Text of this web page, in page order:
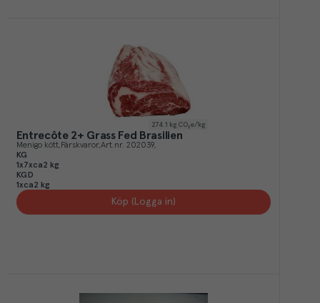
274.1 kg CO₂e/kg
Entrecôte 2+ Grass Fed Brasilien
Menigo kött Färskvaror Art.nr. 202039
KG
1x7xca2 kg
KGD
1xca2 kg
Köp (Logga in)